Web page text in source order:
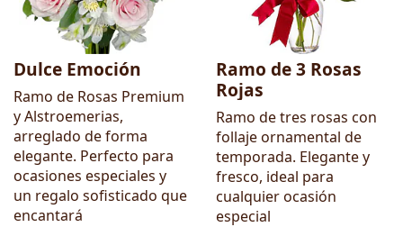
Dulce Emoción
Ramo de Rosas Premium
y Alstroemerias,
arreglado de forma
elegante. Perfecto para
ocasiones especiales y
un regalo sofisticado que
encantará
Ramo de 3 Rosas
Rojas
Ramo de tres rosas con
follaje ornamental de
temporada. Elegante y
fresco, ideal para
cualquier ocasión
especial